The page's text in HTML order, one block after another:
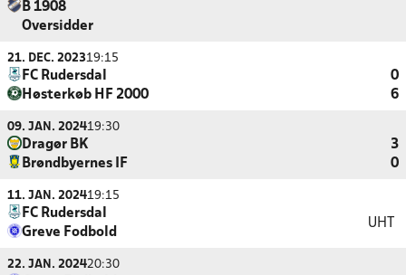
B 1908
Oversidder
21. DEC. 202319:15
FC Rudersdal
0
Høsterkøb HF 2000
6
09. JAN. 202419:30
Dragør BK
3
Brøndbyernes IF
0
11. JAN. 202419:15
FC Rudersdal
Greve Fodbold
UHT
22. JAN. 202420:30